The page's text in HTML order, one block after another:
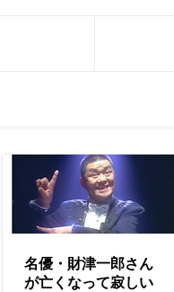
名優・財津一郎さん
が亡くなって寂しい